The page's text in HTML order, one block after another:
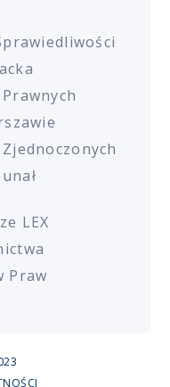
LEX
Praw